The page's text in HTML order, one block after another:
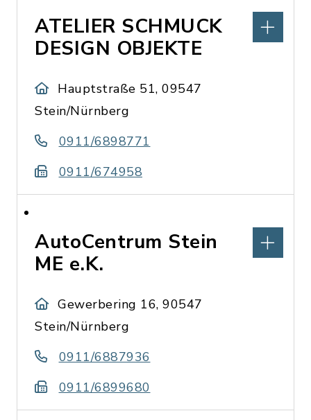
ATELIER SCHMUCK
DESIGN OBJEKTE
Hauptstraße 51, 09547
Stein/Nürnberg
0911/6898771
0911/674958
AutoCentrum Stein
ME e.K.
Gewerbering 16, 90547
Stein/Nürnberg
0911/6887936
0911/6899680